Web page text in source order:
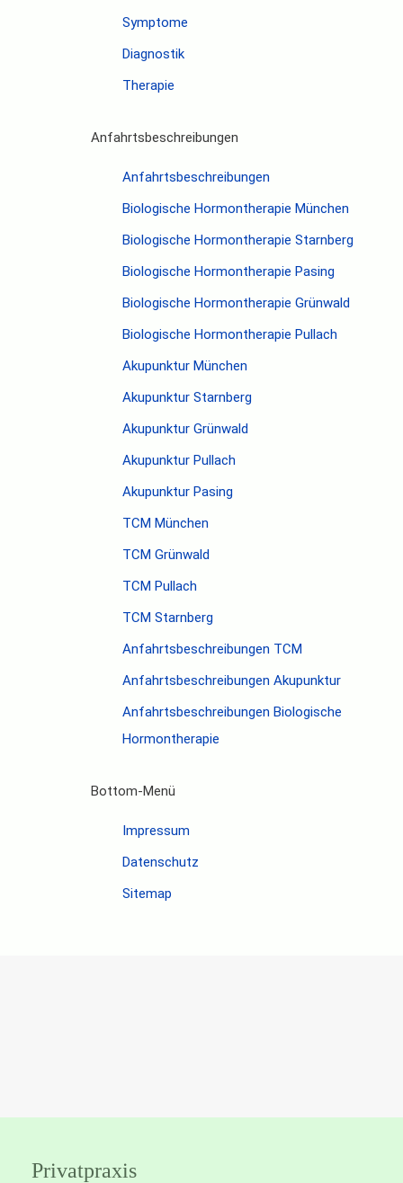
Symptome
Diagnostik
Therapie
Anfahrtsbeschreibungen
Anfahrtsbeschreibungen
Biologische Hormontherapie München
Biologische Hormontherapie Starnberg
Biologische Hormontherapie Pasing
Biologische Hormontherapie Grünwald
Biologische Hormontherapie Pullach
Akupunktur München
Akupunktur Starnberg
Akupunktur Grünwald
Akupunktur Pullach
Akupunktur Pasing
TCM München
TCM Grünwald
TCM Pullach
TCM Starnberg
Anfahrtsbeschreibungen TCM
Anfahrtsbeschreibungen Akupunktur
Anfahrtsbeschreibungen Biologische
Hormontherapie
Bottom-Menü
Impressum
Datenschutz
Sitemap
Privatpraxis